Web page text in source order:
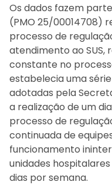
Os dados fazem
(PMO 25/00014708)
processo de
atendimento ao SUS,
constante no
estabelecia uma
adotadas pela
a realização de um
processo de
continuada de
funcionamento
unidades
dias por semana.